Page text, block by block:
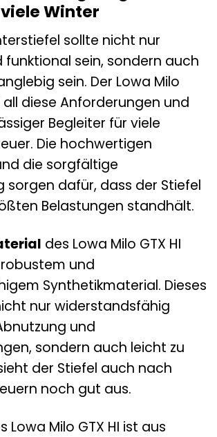
Winter
sollte nicht nur
sein, sondern auch
sein. Der Lowa Milo
all diese Anforderungen und
Begleiter für viele
Die hochwertigen
die sorgfältige
sorgen dafür, dass der Stiefel
Belastungen standhält.
des Lowa Milo GTX HI
und
Synthetikmaterial. Dieses
nur widerstandsfähig
und
sondern auch leicht zu
der Stiefel auch nach
noch gut aus.
Lowa Milo GTX HI ist aus